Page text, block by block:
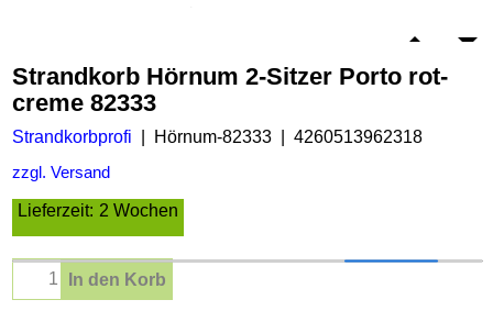
Strandkorb Hörnum 2-Sitzer Porto rot-
creme 82333
Strandkorbprofi Hörnum-82333 4260513962318
zzgl. Versand
Lieferzeit: 2 Wochen
In den Korb